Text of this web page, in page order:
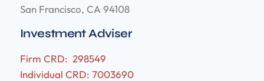
San Francisco, CA 94108
Investment Adviser
Firm CRD: 298549
Individual CRD: 7003690